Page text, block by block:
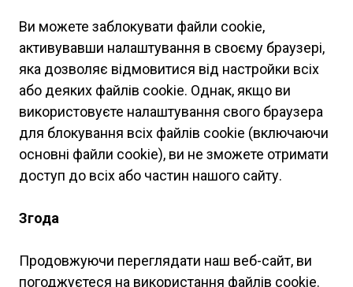
Ви можете заблокувати файли cookie,
активувавши налаштування в своєму браузері,
яка дозволяє відмовитися від настройки всіх
або деяких файлів cookie. Однак, якщо ви
використовуєте налаштування свого браузера
для блокування всіх файлів cookie (включаючи
основні файли cookie), ви не зможете отримати
доступ до всіх або частин нашого сайту.
Згода
Продовжуючи переглядати наш веб-сайт, ви
погоджуєтеся на використання файлів cookie.